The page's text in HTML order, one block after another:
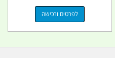
לפרטים ורכישה